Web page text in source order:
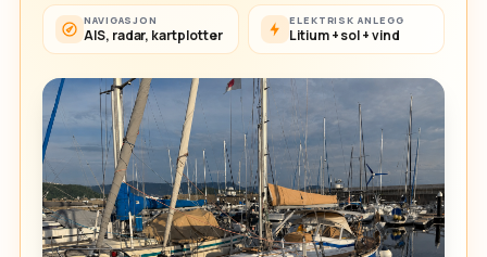
NAVIGASJON
AIS, radar, kartplotter
ELEKTRISK ANLEGG
Litium + sol + vind